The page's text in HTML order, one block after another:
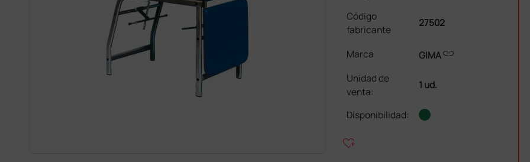
Código
fabricante
27502
Marca GIMAlink
Unidad de
venta:
1 ud.
Disponibilidad:
heart_plus